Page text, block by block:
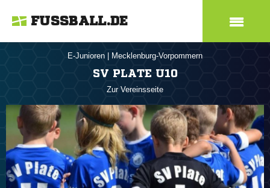
FUSSBALL.DE
E-Junioren Mecklenburg-Vorpommern
SV PLATE U10
Zur Vereinsseite